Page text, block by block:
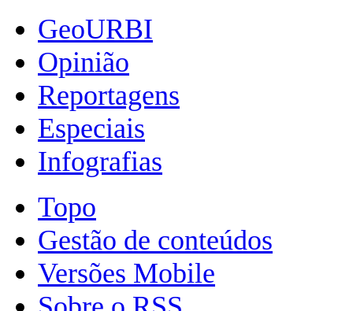
GeoURBI
Opinião
Reportagens
Especiais
Infografias
Topo
Gestão de conteúdos
Versões Mobile